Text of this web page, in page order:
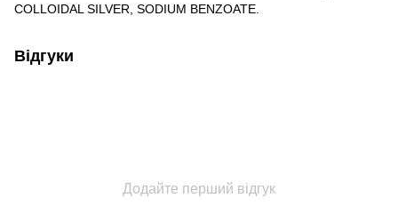
COLLOIDAL SILVER, SODIUM BENZOATE.
Відгуки
Додайте перший відгук